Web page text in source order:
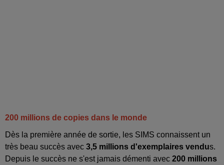
200 millions de copies dans le monde
Dès la première année de sortie, les SIMS connaissent un
très beau succès avec 3,5 millions d'exemplaires vendus.
Depuis le succès ne s'est jamais démenti avec 200 millions